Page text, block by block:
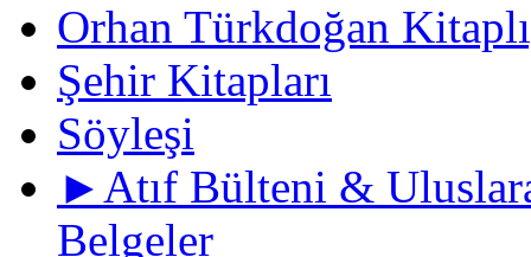
Orhan Türkdoğan
Şehir Kitapları
Söyleşi
►Atıf Bülteni &
Belgeler